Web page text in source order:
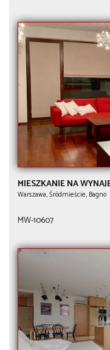
MIESZKANIE NA
Warszawa, Śródmieście, Bagno
MW-10607